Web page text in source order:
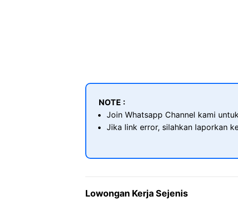
NOTE :
Join Whatsapp Channel kami
Jika link error, silahkan laporkan
Lowongan Kerja Sejenis